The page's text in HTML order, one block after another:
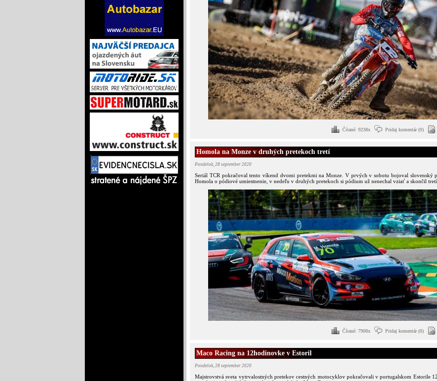
Pridaj komentár (0)
Čítané: 9238x
Homola na Monze v druhých pretekoch tretí
Pondelok, 28 september 2020
Seriál TCR pokračoval tento víkend dvomi pretekmi na Monze. V prvých v sobotu bojoval slovenský
Homola o pódiové umiestnenie, v nedeľu v druhých pretekoch si pódium už nenechal vziať a skončil tretí.
Pridaj komentár (0)
Čítané: 7908x
Maco Racing na 12hodinovke v Estoril
Pondelok, 28 september 2020
Majstrovstvá sveta vytrvalostných pretekov cestných motocyklov pokračovali v portugalskom Estorile